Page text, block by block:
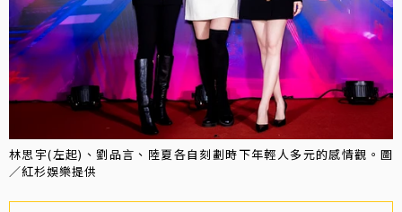
林思宇(左起)、劉品言、陸夏各自刻劃時下年輕人多元的感情觀。圖
／紅杉娛樂提供